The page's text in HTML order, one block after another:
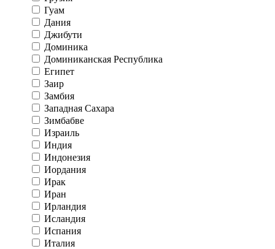
Гуам
Дания
Джибути
Доминика
Доминиканская Республика
Египет
Заир
Замбия
Западная Сахара
Зимбабве
Израиль
Индия
Индонезия
Иордания
Ирак
Иран
Ирландия
Исландия
Испания
Италия